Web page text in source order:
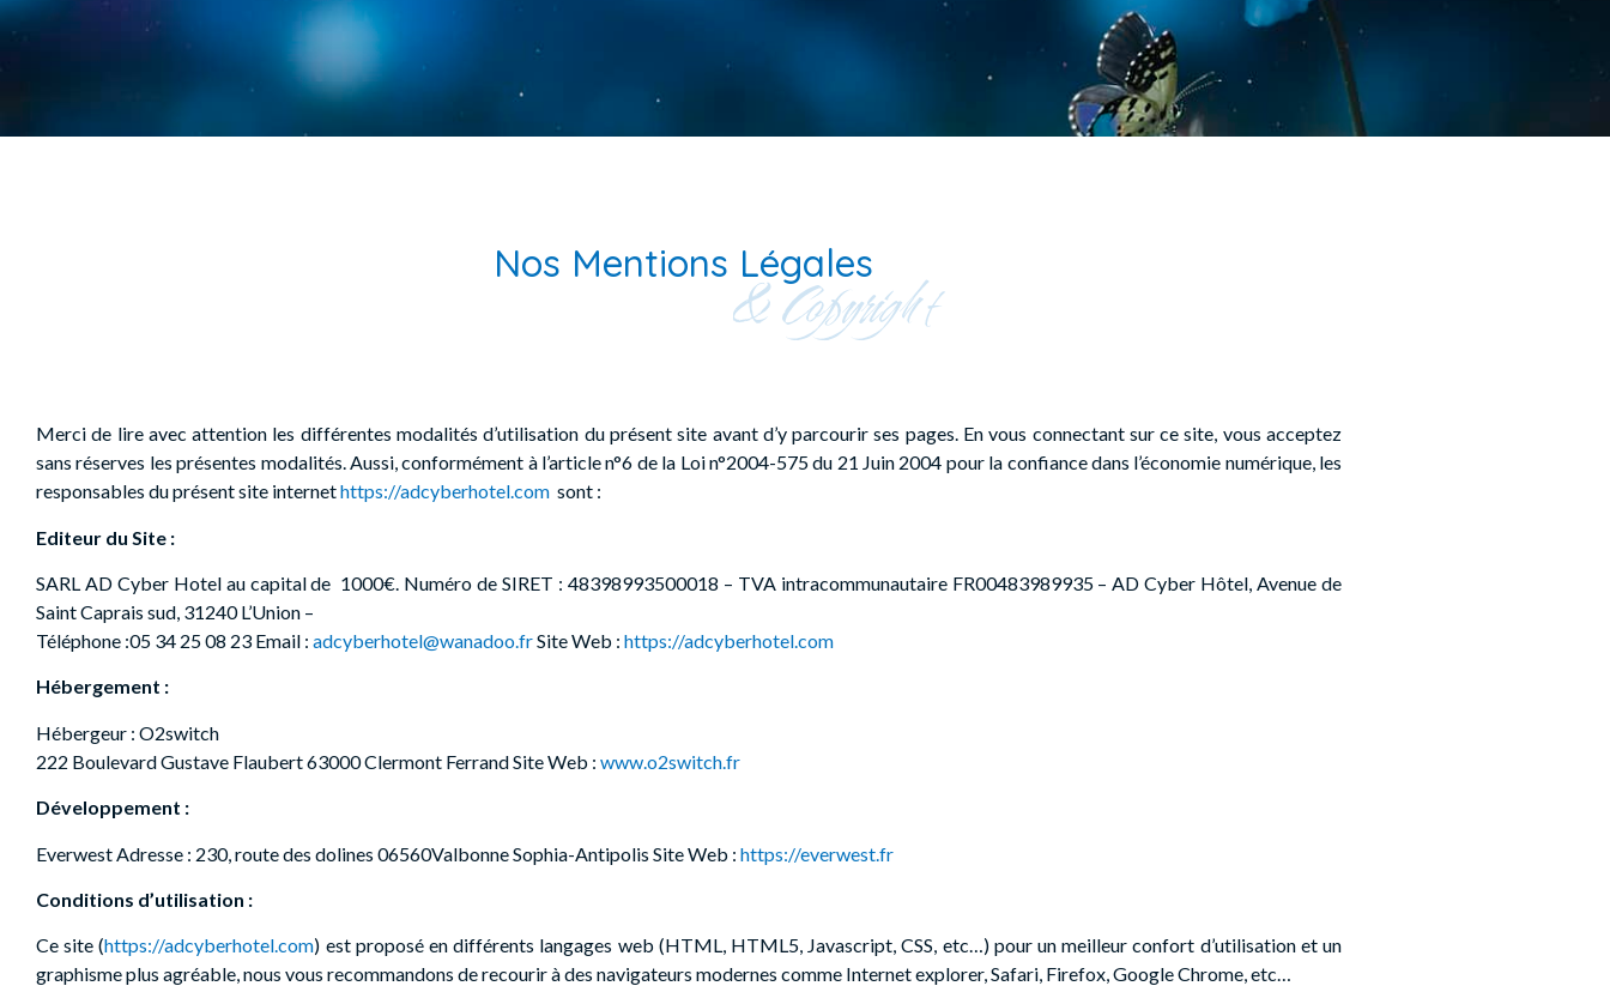
Nos Mentions Légales
& Copyright
Merci de lire avec attention les différentes modalités d’utilisation du présent site avant d’y parcourir ses pages. En vous connectant sur ce site, vous acceptez
sans réserves les présentes modalités. Aussi, conformément à l’article n°6 de la Loi n°2004-575 du 21 Juin 2004 pour la confiance dans l’économie numérique, les
responsables du présent site internethttps://adcyberhotel.com sont :
Editeur du Site :
SARL AD Cyber Hotel au capital de 1000€. Numéro de SIRET : 48398993500018 – TVA intracommunautaire FR00483989935 – AD Cyber Hôtel, Avenue de
Saint Caprais sud, 31240 L’Union –
Téléphone :05 34 25 08 23 Email : adcyberhotel@wanadoo.frSite Web : https://adcyberhotel.com
Hébergement :
Hébergeur : O2switch
222 Boulevard Gustave Flaubert 63000 Clermont Ferrand Site Web : www.o2switch.fr
Développement :
Everwest Adresse : 230, route des dolines 06560Valbonne Sophia-Antipolis Site Web : https://everwest.fr
Conditions d’utilisation :
Ce site (https://adcyberhotel.com) est proposé en différents langages web (HTML, HTML5, Javascript, CSS, etc…) pour un meilleur confort d’utilisation et un
graphisme plus agréable, nous vous recommandons de recourir à des navigateurs modernes comme Internet explorer, Safari, Firefox, Google Chrome, etc…